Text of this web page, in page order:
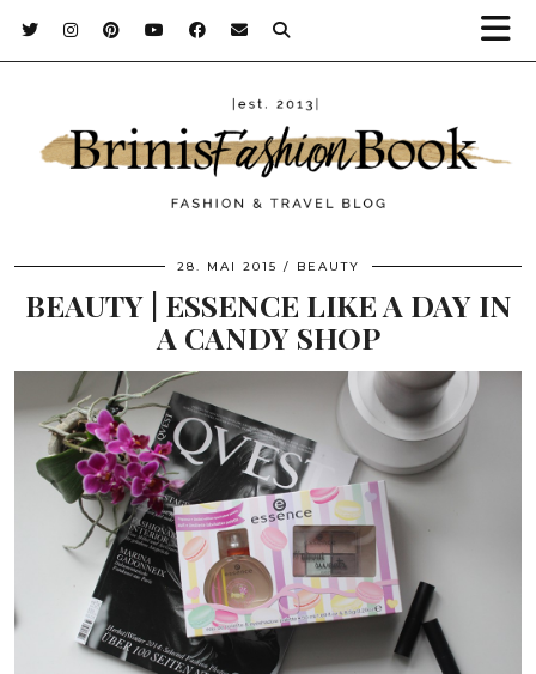
28. MAI 2015 BEAUTY
BEAUTY | ESSENCE LIKE A DAY IN
A CANDY SHOP